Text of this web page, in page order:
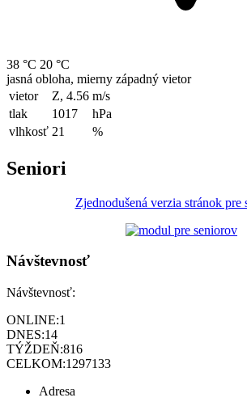
38 °C 20 °C
jasná obloha, mierny západný vietor
vietor
Z, 4.56 m/s
tlak
1017
hPa
vlhkosť 21 %
Seniori
Zjednodušená verzia stránok pre
Návštevnosť
Návštevnosť:
ONLINE:1
DNES:14
TÝŽDEŇ:816
CELKOM:1297133
Adresa